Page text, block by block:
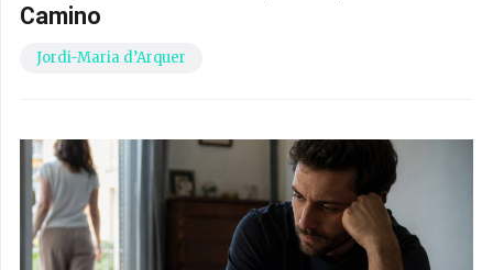
Camino
Jordi-Maria d’Arquer